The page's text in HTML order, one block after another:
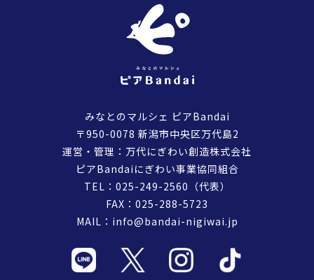
みなとのマルシェ ピアBandai
〒950-0078 新潟市中央区万代島2
運営・管理：万代にぎわい創造株式会社
ピアBandaiにぎわい事業協同組合
TEL： 025-249-2560 （代表）
FAX：025-288-5723
MAIL： info@bandai-nigiwai.jp